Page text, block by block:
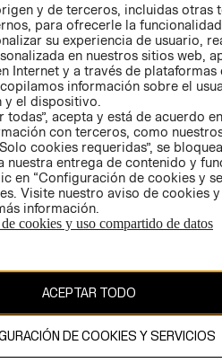
AVISO DE
PRIVACIDAD
GIFT CARD
AVISO DE
está protegido por copyright y es
y de terceros, incluidas otras
para ofrecerle la
su experiencia de usuario,
en nuestros sitios web,
Internet y a través de plataformas
información sobre el
y el dispositivo.
todas”, acepta y está de acuerdo
con terceros, como
cookies requeridas”, se
nuestra entrega de contenido y
en “Configuración de cookies y
Visite nuestro aviso de cookies
información.
cookies y uso compartido de datos
ACEPTAR TODO
DE COOKIES Y SERVICIOS